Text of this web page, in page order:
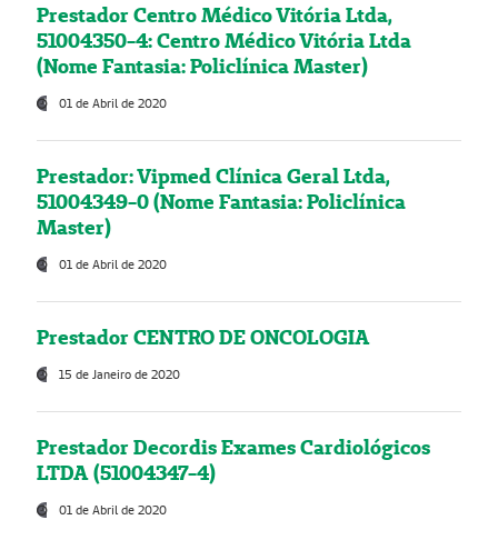
Prestador Centro Médico Vitória Ltda,
51004350-4: Centro Médico Vitória Ltda
(Nome Fantasia: Policlínica Master)
01 de Abril de 2020
Prestador: Vipmed Clínica Geral Ltda,
51004349-0 (Nome Fantasia: Policlínica
Master)
01 de Abril de 2020
Prestador CENTRO DE ONCOLOGIA
15 de Janeiro de 2020
Prestador Decordis Exames Cardiológicos
LTDA (51004347-4)
01 de Abril de 2020